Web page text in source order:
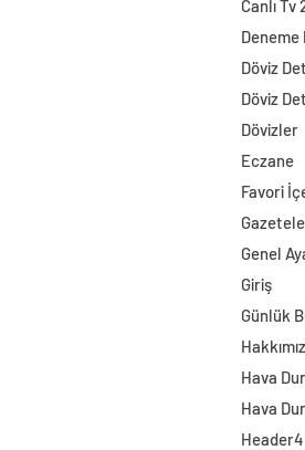
Canlı Tv
Deneme
Döviz
Döviz
Dövizler
Eczane
Favori
Genel
Giriş
Günlük
Hava
Hava
Header4